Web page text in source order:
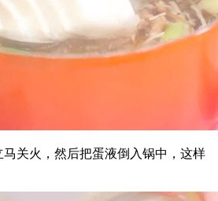
关火，然后把蛋液倒入锅中，这样